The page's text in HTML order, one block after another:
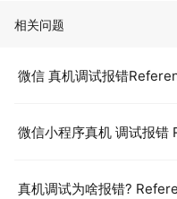
相关问题
微信 真机调试报错
微信小程序真机 调试报错
真机调试为啥报错?